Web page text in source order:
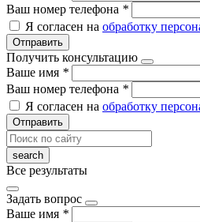
Ваш номер телефона *
Я согласен на обработку
Отправить
Получить консультацию
Ваше имя *
Ваш номер телефона *
Я согласен на обработку
Отправить
Все результаты
Задать вопрос
Ваше имя *